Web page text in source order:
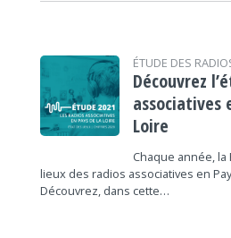
ÉTUDE DES
Découvrez
associatives
Loire
Chaque année, la
lieux des radios associatives en
Découvrez, dans cette…